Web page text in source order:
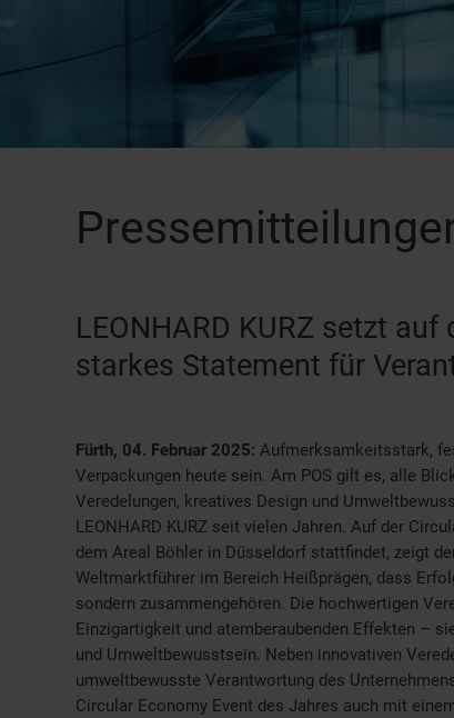
LEONHARD KURZ setzt
starkes Statement für
Fürth, 04. Februar 2025:Aufmerksamkeitsstark,
Verpackungen heute sein. Am POS gilt es, alle
Veredelungen, kreatives Design und
LEONHARD KURZ seit vielen Jahren. Auf der
dem Areal Böhler in Düsseldorf stattfindet, zeigt
Weltmarktführer im Bereich Heißprägen, dass
sondern zusammengehören. Die hochwertigen
Einzigartigkeit und atemberaubenden Effekten –
und Umweltbewusstsein. Neben innovativen
umweltbewusste Verantwortung des
Circular Economy Event des Jahres auch mit